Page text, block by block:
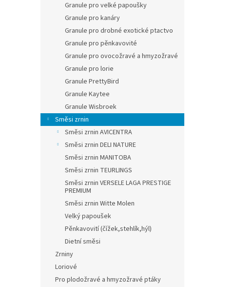
Granule pro velké papoušky
Granule pro kanáry
Granule pro drobné exotické ptactvo
Granule pro pěnkavovité
Granule pro ovocožravé a hmyzožravé
Granule pro lorie
Granule PrettyBird
Granule Kaytee
Granule Wisbroek
Směsi zrnin
Směsi zrnin AVICENTRA
Směsi zrnin DELI NATURE
Směsi zrnin MANITOBA
Směsi zrnin TEURLINGS
Směsi zrnin VERSELE LAGA PRESTIGE
PREMIUM
Směsi zrnin Witte Molen
Velký papoušek
Pěnkavovití (čížek,stehlík,hýl)
Dietní směsi
Zrniny
Loriové
Pro plodožravé a hmyzožravé ptáky